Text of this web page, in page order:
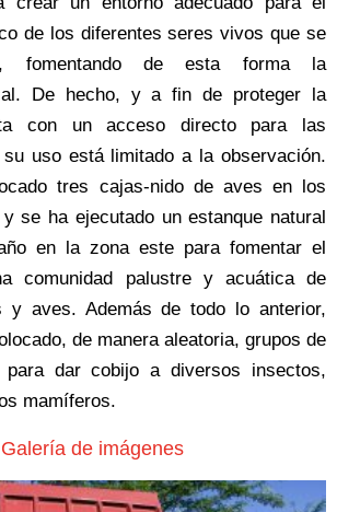
de los diferentes seres vivos que se
fomentando de esta forma la
De hecho, y a fin de proteger la
con un acceso directo para las
su uso está limitado a la observación.
tres cajas-nido de aves en los
se ha ejecutado un estanque natural
en la zona este para fomentar el
comunidad palustre y acuática de
y aves. Además de todo lo anterior,
de manera aleatoria, grupos de
dar cobijo a diversos insectos,
mamíferos.
Galería de imágenes